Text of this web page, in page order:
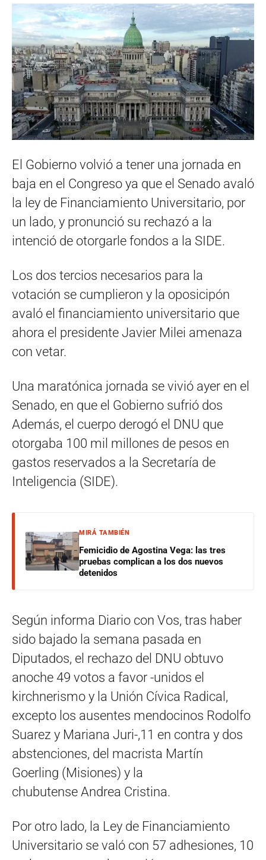
El Gobierno volvió a tener una jornada en
baja en el Congreso ya que el Senado avaló
la ley de Financiamiento Universitario, por
un lado, y pronunció su rechazó a la
intenció de otorgarle fondos a la SIDE.
Los dos tercios necesarios para la
votación se cumplieron y la oposicipón
avaló el financiamiento universitario que
ahora el presidente Javier Milei amenaza
con vetar.
Una maratónica jornada se vivió ayer en el
Senado, en que el Gobierno sufrió dos
Además, el cuerpo derogó el DNU que
otorgaba 100 mil millones de pesos en
gastos reservados a la Secretaría de
Inteligencia (SIDE).
MIRÁ TAMBIÉN
Femicidio de Agostina Vega: las tres
pruebas complican a los dos nuevos
detenidos
Según informa Diario con Vos, tras haber
sido bajado la semana pasada en
Diputados, el rechazo del DNU obtuvo
anoche 49 votos a favor -unidos el
kirchnerismo y la Unión Cívica Radical,
excepto los ausentes mendocinos Rodolfo
Suarez y Mariana Juri-,11 en contra y dos
abstenciones, del macrista Martín
Goerling (Misiones) y la
chubutense Andrea Cristina.
Por otro lado, la Ley de Financiamiento
Universitario se való con 57 adhesiones, 10